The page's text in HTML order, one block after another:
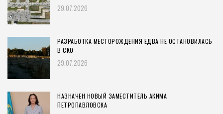
29.07.2026
РАЗРАБОТКА МЕСТОРОЖДЕНИЯ ЕДВА НЕ ОСТАНОВИЛАСЬ
В СКО
29.07.2026
НАЗНАЧЕН НОВЫЙ ЗАМЕСТИТЕЛЬ АКИМА
ПЕТРОПАВЛОВСКА